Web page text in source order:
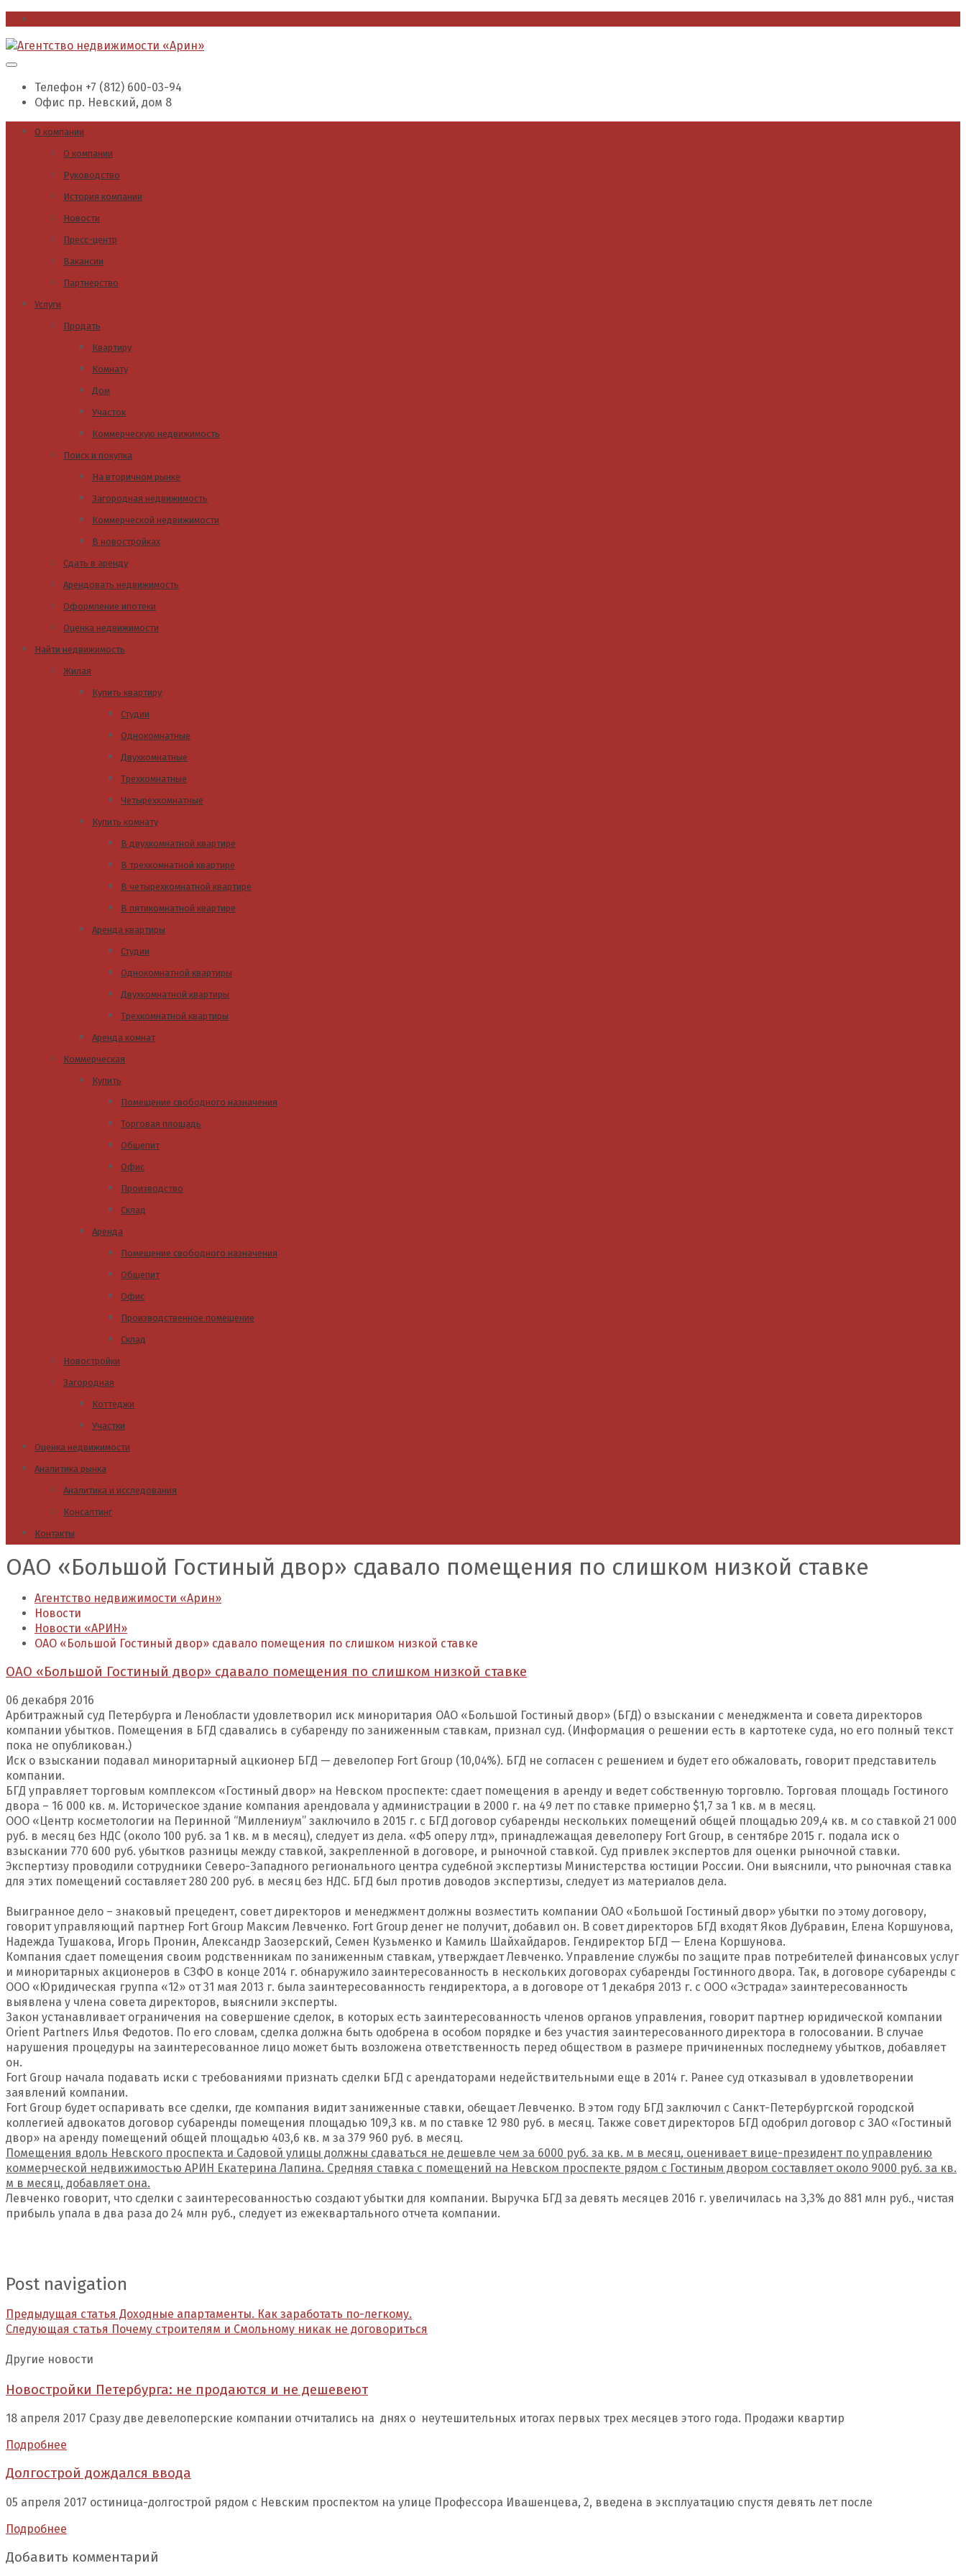
Телефон +7 (812) 600-03-94
Офис пр. Невский, дом 8
О компании
О компании
Руководство
История компании
Новости
Пресс-центр
Вакансии
Партнерство
Услуги
Продать
Квартиру
Комнату
Дом
Участок
Коммерческую недвижимость
Поиск и покупка
На вторичном рынке
Загородная недвижимость
Коммерческой недвижимости
В новостройках
Сдать в аренду
Арендовать недвижимость
Оформление ипотеки
Оценка недвижимости
Найти недвижимость
Жилая
Купить квартиру
Студии
Однокомнатные
Двухкомнатные
Трехкомнатные
Четырехкомнатные
Купить комнату
В двухкомнатной квартире
В трехкомнатной квартире
В четырехкомнатной квартире
В пятикомнатной квартире
Аренда квартиры
Студии
Однокомнатной квартиры
Двухкомнатной квартиры
Трехкомнатной квартиры
Аренда комнат
Коммерческая
Купить
Помещение свободного назначения
Торговая площадь
Общепит
Офис
Производство
Склад
Аренда
Помещение свободного назначения
Общепит
Офис
Производственное помещение
Склад
Новостройки
Загородная
Коттеджи
Участки
Оценка недвижимости
Аналитика рынка
Аналитика и исследования
Консалтинг
Контакты
ОАО «Большой Гостиный двор» сдавало помещения по слишком низкой ставке
Агентство недвижимости «Арин»
Новости
Новости «АРИН»
ОАО «Большой Гостиный двор» сдавало помещения по слишком низкой ставке
ОАО «Большой Гостиный двор» сдавало помещения по слишком низкой ставке
06 декабря 2016
Арбитражный суд Петербурга и Ленобласти удовлетворил иск миноритария ОАО «Большой Гостиный двор» (БГД) о взыскании с менеджмента и совета директоров
компании убытков. Помещения в БГД сдавались в субаренду по заниженным ставкам, признал суд. (Информация о решении есть в картотеке суда, но его полный текст
пока не опубликован.)
Иск о взыскании подавал миноритарный ацкионер БГД — девелопер Fort Group (10,04%). БГД не согласен с решением и будет его обжаловать, говорит представитель
компании.
БГД управляет торговым комплексом «Гостиный двор» на Невском проспекте: сдает помещения в аренду и ведет собственную торговлю. Торговая площадь Гостиного
двора – 16 000 кв. м. Историческое здание компания арендовала у администрации в 2000 г. на 49 лет по ставке примерно $1,7 за 1 кв. м в месяц.
ООО «Центр косметологии на Перинной “Миллениум” заключило в 2015 г. с БГД договор субаренды нескольких помещений общей площадью 209,4 кв. м со ставкой 21 000
руб. в месяц без НДС (около 100 руб. за 1 кв. м в месяц), следует из дела. «Ф5 оперу лтд», принадлежащая девелоперу Fort Group, в сентябре 2015 г. подала иск о
взыскании 770 600 руб. убытков разницы между ставкой, закрепленной в договоре, и рыночной ставкой. Суд привлек экспертов для оценки рыночной ставки.
Экспертизу проводили сотрудники Северо-Западного регионального центра судебной экспертизы Министерства юстиции России. Они выяснили, что рыночная ставка
для этих помещений составляет 280 200 руб. в месяц без НДС. БГД был против доводов экспертизы, следует из материалов дела.
Выигранное дело – знаковый прецедент, совет директоров и менеджмент должны возместить компании ОАО «Большой Гостиный двор» убытки по этому договору,
говорит управляющий партнер Fort Group Максим Левченко. Fort Group денег не получит, добавил он. В совет директоров БГД входят Яков Дубравин, Елена Коршунова,
Надежда Тушакова, Игорь Пронин, Александр Заозерский, Семен Кузьменко и Камиль Шайхайдаров. Гендиректор БГД — Елена Коршунова.
Компания сдает помещения своим родственникам по заниженным ставкам, утверждает Левченко. Управление службы по защите прав потребителей финансовых услуг
и миноритарных акционеров в СЗФО в конце 2014 г. обнаружило заинтересованность в нескольких договорах субаренды Гостинного двора. Так, в договоре субаренды с
ООО «Юридическая группа «12» от 31 мая 2013 г. была заинтересованность гендиректора, а в договоре от 1 декабря 2013 г. с ООО «Эстрада» заинтересованность
выявлена у члена совета директоров, выяснили эксперты.
Закон устанавливает ограничения на совершение сделок, в которых есть заинтересованность членов органов управления, говорит партнер юридической компании
Orient Partners Илья Федотов. По его словам, сделка должна быть одобрена в особом порядке и без участия заинтересованного директора в голосовании. В случае
нарушения процедуры на заинтересованное лицо может быть возложена ответственность перед обществом в размере причиненных последнему убытков, добавляет
он.
Fort Group начала подавать иски с требованиями признать сделки БГД с арендаторами недействительными еще в 2014 г. Ранее суд отказывал в удовлетворении
заявлений компании.
Fort Group будет оспаривать все сделки, где компания видит заниженные ставки, обещает Левченко. В этом году БГД заключил с Санкт-Петербургской городской
коллегией адвокатов договор субаренды помещения площадью 109,3 кв. м по ставке 12 980 руб. в месяц. Также совет директоров БГД одобрил договор с ЗАО «Гостиный
двор» на аренду помещений общей площадью 403,6 кв. м за 379 960 руб. в месяц.
Помещения вдоль Невского проспекта и Садовой улицы должны сдаваться не дешевле чем за 6000 руб. за кв. м в месяц, оценивает вице-президент по управлению
коммерческой недвижимостью АРИН Екатерина Лапина. Средняя ставка с помещений на Невском проспекте рядом с Гостиным двором составляет около 9000 руб. за кв.
м в месяц, добавляет она.
Левченко говорит, что сделки с заинтересованностью создают убытки для компании. Выручка БГД за девять месяцев 2016 г. увеличилась на 3,3% до 881 млн руб., чистая
прибыль упала в два раза до 24 млн руб., следует из ежеквартального отчета компании.
Post navigation
Предыдущая статья Доходные апартаменты. Как заработать по-легкому.
Следующая статья Почему строителям и Смольному никак не договориться
Другие новости
Новостройки Петербурга: не продаются и не дешевеют
18 апреля 2017 Сразу две девелоперские компании отчитались на днях о неутешительных итогах первых трех месяцев этого года. Продажи квартир
Подробнее
Долгострой дождался ввода
05 апреля 2017 остиница-долгострой рядом с Невским проспектом на улице Профессора Ивашенцева, 2, введена в эксплуатацию спустя девять лет после
Подробнее
Добавить комментарий